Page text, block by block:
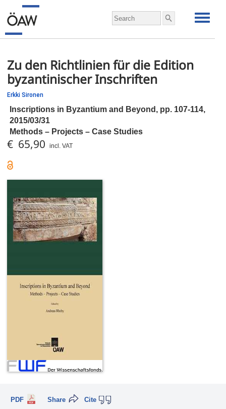
Zu den Richtlinien für die Edition
byzantinischer Inschriften
Erkki Sironen
Inscriptions in Byzantium and Beyond, pp. 107-114,
2015/03/31
Methods – Projects – Case Studies
€ 65,90 incl. VAT
PDF Cite
Share